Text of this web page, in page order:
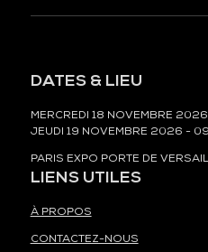
DATES & LIEU
MERCREDI 18 NOVEMBRE
JEUDI 19 NOVEMBRE 2026 -
PARIS EXPO PORTE DE
LIENS UTILES
À PROPOS
CONTACTEZ-NOUS